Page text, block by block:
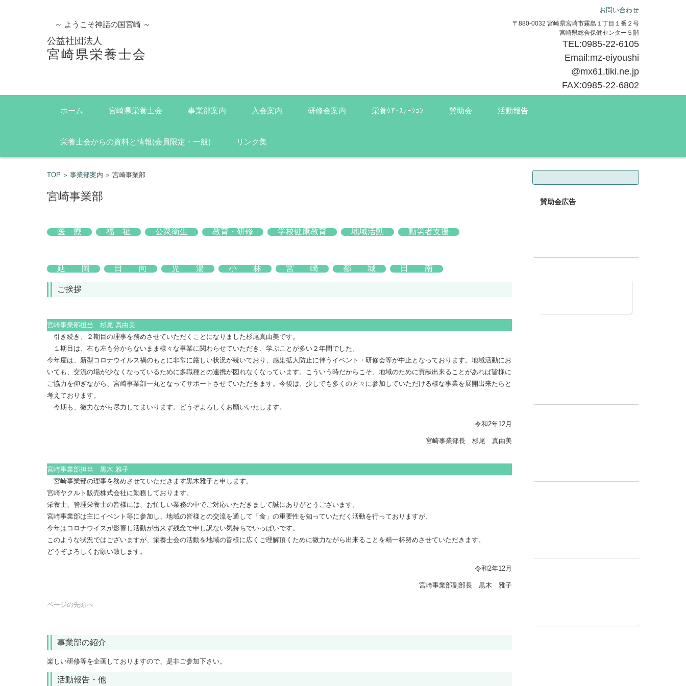
～ ようこそ神話の国宮崎 ～
宮崎県栄養士会
お問い合わせ
〒880-0032 宮崎県宮崎市霧島１丁目１番２号
宮崎県総合保健センター５階
TEL:0985-22-6105
Email:mz-eiyoushi
@mx61.tiki.ne.jp
FAX:0985-22-6802
コンテンツに移動
ホーム 宮崎県栄養士会 事業部案内 入会案内 研修会案内 栄養ｹｱ･ｽﾃｰｼｮﾝ 賛助会 活動報告
栄養士会からの資料と情報(会員限定・一般) リンク集
TOP > 事業部案内 > 宮崎事業部
宮崎事業部
医 療 福 祉 公衆衛生 教育・研修 学校健康教育 地域活動 勤労者支援
延 岡 日 向 児 湯 小 林 宮 崎 都 城 日 南
ご挨拶
宮崎事業部担当 杉尾 真由美
引き続き、２期目の理事を務めさせていただくことになりました杉尾真由美です。
１期目は、右も左も分からないまま様々な事業に関わらせていただき、学ぶことが多い２年間でした。
今年度は、新型コロナウイルス禍のもとに非常に厳しい状況が続いており、感染拡大防止に伴うイベント・研修会等が中止となっております。地域活
動においても、交流の場が少なくなっているために多職種との連携が図れなくなっています。こういう時だからこそ、地域のために貢献出来ることが
あれば皆様にご協力を仰ぎながら、宮崎事業部一丸となってサポートさせていただきます。今後は、少しでも多くの方々に参加していただける様な事
令和2年12月
宮崎事業部担当 黒木 雅子
宮崎事業部の理事を務めさせていただきます黒木雅子と申します。
宮崎ヤクルト販売株式会社に勤務しております。
栄養士、管理栄養士の皆様には、お忙しい業務の中でご対応いただきまして誠にありがとうございます。
このような状況ではございますが、栄養士会の活動を地域の皆様に広くご理解頂くために微力ながら出来ることを精一杯努めさせていただきます。
どうぞよろしくお願い致します。
検索:
賛助会広告